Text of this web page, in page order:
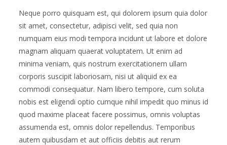
Neque porro quisquam est, qui dolorem ipsum quia dolor
sit amet, consectetur, adipisci velit, sed quia non
numquam eius modi tempora incidunt ut labore et dolore
magnam aliquam quaerat voluptatem. Ut enim ad
minima veniam, quis nostrum exercitationem ullam
corporis suscipit laboriosam, nisi ut aliquid ex ea
commodi consequatur. Nam libero tempore, cum soluta
nobis est eligendi optio cumque nihil impedit quo minus id
quod maxime placeat facere possimus, omnis voluptas
assumenda est, omnis dolor repellendus. Temporibus
autem quibusdam et aut officiis debitis aut rerum